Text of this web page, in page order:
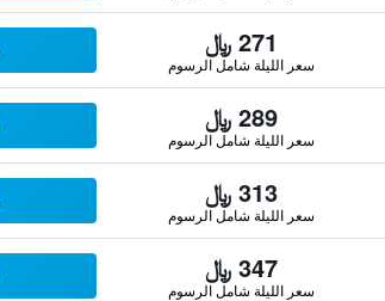
271 ﷼
سعر الليلة شامل الرسوم
289 ﷼
سعر الليلة شامل الرسوم
313 ﷼
سعر الليلة شامل الرسوم
347 ﷼
سعر الليلة شامل الرسوم